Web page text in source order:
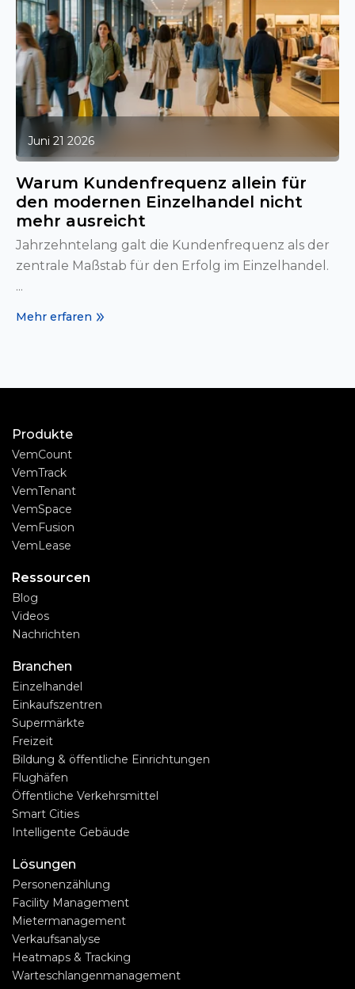
Juni 21 2026
Warum Kundenfrequenz allein für
den modernen Einzelhandel nicht
mehr ausreicht
Jahrzehntelang galt die Kundenfrequenz als der
zentrale Maßstab für den Erfolg im Einzelhandel.
...
Mehr erfaren
Produkte
VemCount
VemTrack
VemTenant
VemSpace
VemFusion
VemLease
Ressourcen
Blog
Videos
Nachrichten
Branchen
Einzelhandel
Einkaufszentren
Supermärkte
Freizeit
Bildung & öffentliche Einrichtungen
Flughäfen
Öffentliche Verkehrsmittel
Smart Cities
Intelligente Gebäude
Lösungen
Personenzählung
Facility Management
Mietermanagement
Verkaufsanalyse
Heatmaps & Tracking
Warteschlangenmanagement